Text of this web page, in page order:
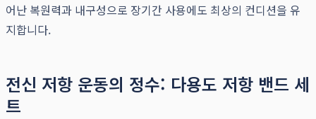
어난 복원력과 내구성으로 장기간 사용에도 최상의 컨디션을 유
지합니다.
전신 저항 운동의 정수: 다용도 저항 밴드 세
트